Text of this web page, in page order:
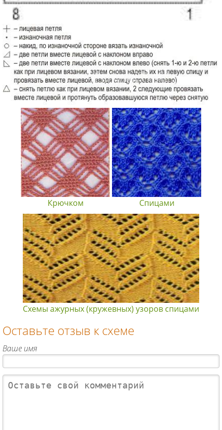
Крючком Спицами
Схемы ажурных (кружевных) узоров спицами
Оставьте отзыв к схеме
Ваше имя